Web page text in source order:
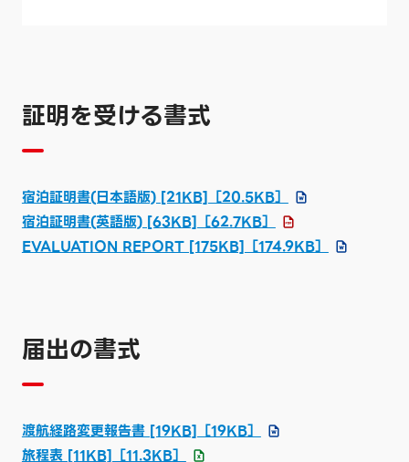
証明を受ける書式
宿泊証明書(日本語版) [21KB]［20.5KB］
宿泊証明書(英語版) [63KB]［62.7KB］
EVALUATION REPORT [175KB]［174.9KB］
届出の書式
渡航経路変更報告書 [19KB]［19KB］
旅程表 [11KB]［11.3KB］